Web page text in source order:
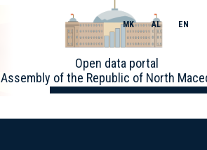
Open data portal
Assembly of the Republic of North
MK AL EN